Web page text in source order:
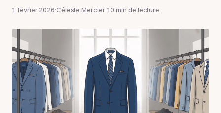
1 février 2026·Céleste Mercier·10 min de lecture